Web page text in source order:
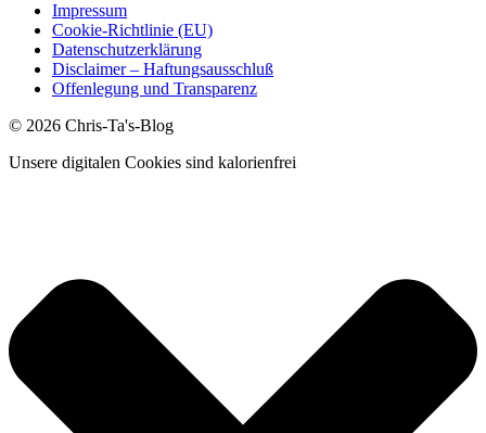
Impressum
Cookie-Richtlinie (EU)
Datenschutzerklärung
Disclaimer – Haftungsausschluß
Offenlegung und Transparenz
© 2026 Chris-Ta's-Blog
Unsere digitalen Cookies sind kalorienfrei